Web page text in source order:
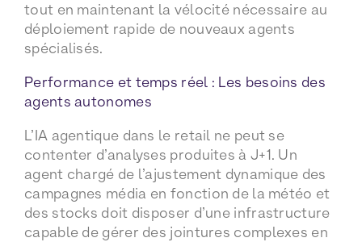
tout en maintenant la vélocité nécessaire au
déploiement rapide de nouveaux agents
spécialisés.
Performance et temps réel : Les besoins des
agents autonomes
L’IA agentique dans le retail ne peut se
contenter d’analyses produites à J+1. Un
agent chargé de l’ajustement dynamique des
campagnes média en fonction de la météo et
des stocks doit disposer d’une infrastructure
capable de gérer des jointures complexes en